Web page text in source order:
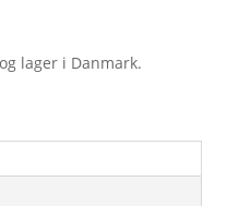
lager i Danmark.